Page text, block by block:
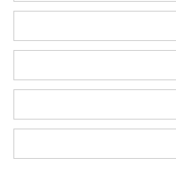
お問い合わせ